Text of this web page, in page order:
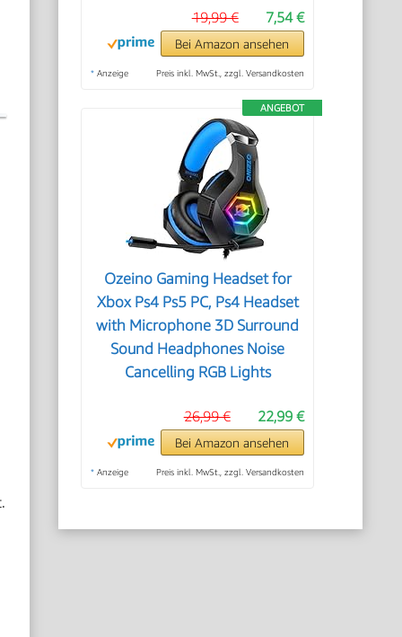
7,54 €
19,99 €
Bei Amazon ansehen
* Anzeige Preis inkl. MwSt., zzgl. Versandkosten
ANGEBOT
Ozeino Gaming Headset for
Xbox Ps4 Ps5 PC, Ps4 Headset
with Microphone 3D Surround
Sound Headphones Noise
Cancelling RGB Lights
22,99 €
26,99 €
Bei Amazon ansehen
* Anzeige Preis inkl. MwSt., zzgl. Versandkosten